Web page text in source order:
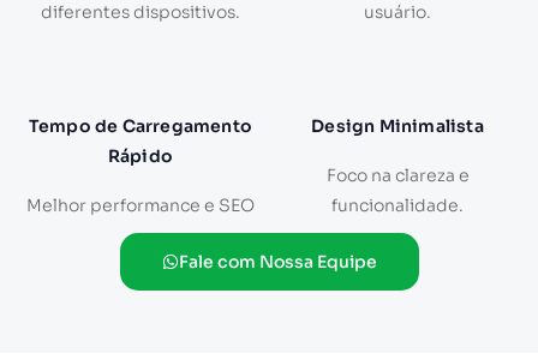
diferentes dispositivos.
usuário.
Tempo de Carregamento
Rápido
Melhor performance e SEO
Design Minimalista
Foco na clareza e
funcionalidade.
Fale com Nossa Equipe